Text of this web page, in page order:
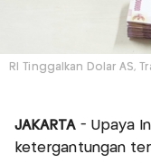
RI Tinggalkan Dolar AS,
JAKARTA- Upaya
ketergantungan